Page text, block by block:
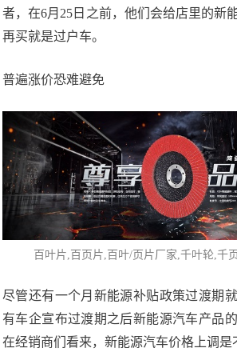
者，在6月25日之前，他们会给店里的新
再买就是过户车。
普遍涨价恐难避免
百叶片,百页片,百叶/页片厂家,千叶轮,千
尽管还有一个月新能源补贴政策过渡期
有车企宣布过渡期之后新能源汽车产品
在经销商们看来，新能源汽车价格上调是